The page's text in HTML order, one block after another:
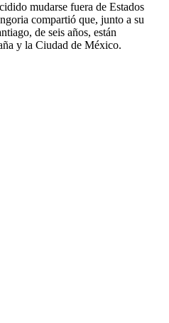
mudarse fuera de Estados
compartió que, junto a su
de seis años, están
y la Ciudad de México.